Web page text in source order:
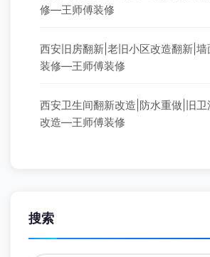
修—王师傅装修
西安旧房翻新|老旧小区改造翻新|
装修—王师傅装修
西安卫生间翻新改造|防水重做|旧
改造—王师傅装修
搜索